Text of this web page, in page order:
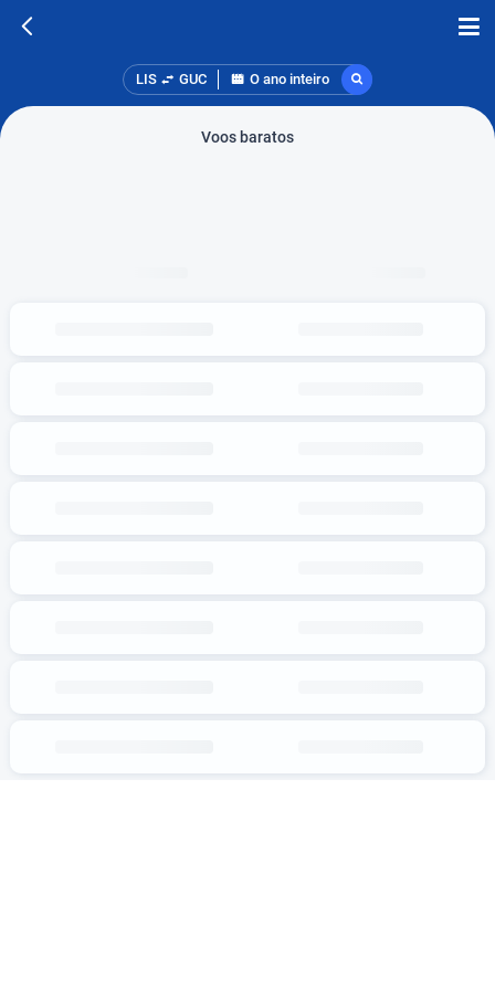
LIS GUC O ano inteiro
Voos baratos